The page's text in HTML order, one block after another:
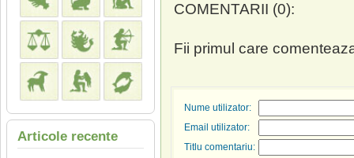
Articole recente
COMENTARII (0):
Fii primul care
Nume utilizator:
Email utilizator:
Titlu comentariu: